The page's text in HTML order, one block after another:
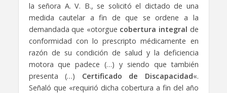
la señora A. V. B., se solicitó el dictado de una
medida cautelar a fin de que se ordene a la
demandada que «otorgue cobertura integral de
conformidad con lo prescripto médicamente en
razón de su condición de salud y la deficiencia
motora que padece (…) y siendo que también
presenta (…) Certificado de Discapacidad«.
Señaló que «requirió dicha cobertura a fin del año